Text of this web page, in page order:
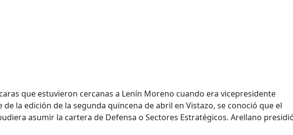
que estuvieron cercanas a Lenín Moreno cuando era vicepresidente
la edición de la segunda quincena de abril en Vistazo, se conoció que el
asumir la cartera de Defensa o Sectores Estratégicos. Arellano